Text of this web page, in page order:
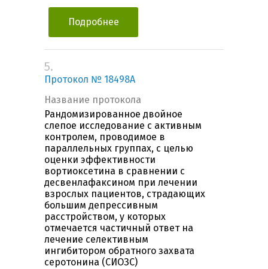
Подробнее
5.
Протокол № 18498A
Название протокола
Рандомизированное двойное
слепое исследование с активным
контролем, проводимое в
параллельных группах, с целью
оценки эффективности
вортиоксетина в сравнении с
десвенлафаксином при лечении
взрослых пациентов, страдающих
большим депрессивным
расстройством, у которых
отмечается частичный ответ на
лечение селективным
ингибитором обратного захвата
серотонина (СИОЗС)